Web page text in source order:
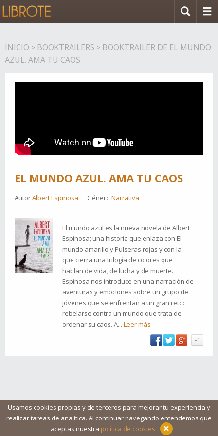
Usamos cookies propias y de terceros para mejorar tu experiencia y
realizar tareas de analítica. Al continuar navegando entendemos que
aceptas nuestra política de cookies ×
INICIO > BOOKTRAILERS > BOOKTRAILER DE EL MUNDO
AZUL. AMA TU CAOS
EL MUNDO AZUL. AMA TU CAOS
AutorAlbert Espinosa Género Narrativa
El mundo azul es la nueva novela de Albert
Espinosa; una historia que enlaza con El
mundo amarillo y Pulseras rojas y con la
que cierra una trilogía de colores que
hablan de vida, de lucha y de muerte.
Espinosa nos introduce en una narración de
aventuras y emociones sobre un grupo de
jóvenes que se enfrentan a un gran reto:
rebelarse contra un mundo que trata de
ordenar su caos. A... Leer más
+1
Aviso legal